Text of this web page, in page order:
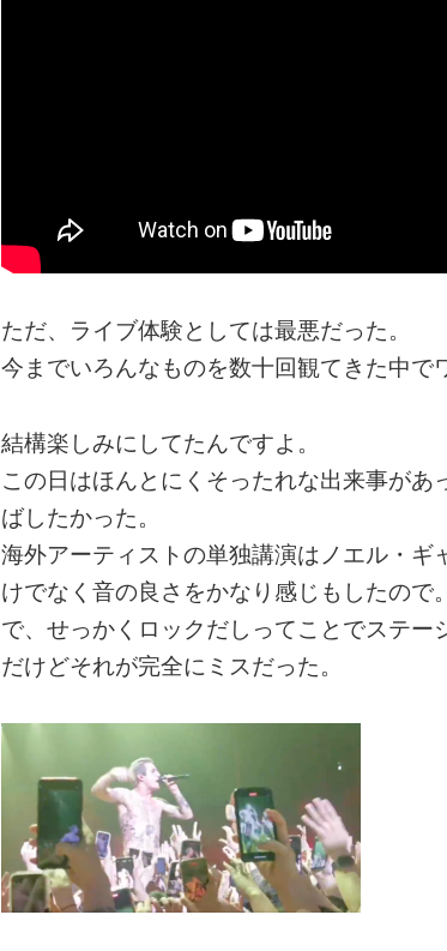
ただ、ライブ体験としては最悪だった。
今までいろんなものを数十回観てきた中で
結構楽しみにしてたんですよ。
この日はほんとにくそったれな出来事が
ばしたかった。
海外アーティストの単独講演はノエル・
けでなく音の良さをかなり感じもしたので。
で、せっかくロックだしってことでステー
だけどそれが完全にミスだった。